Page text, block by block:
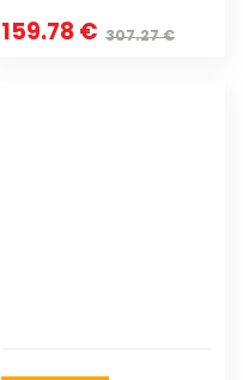
159.78 € 307.27 €